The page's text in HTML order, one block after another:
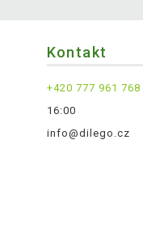
Kontakt
+420 777 961 768
16:00
info@dilego.cz